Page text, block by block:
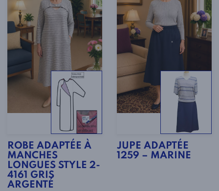
ROBE ADAPTÉE À
MANCHES
LONGUES STYLE 2-
4161 GRIS
ARGENTÉ
JUPE ADAPTÉE
1259 – MARINE